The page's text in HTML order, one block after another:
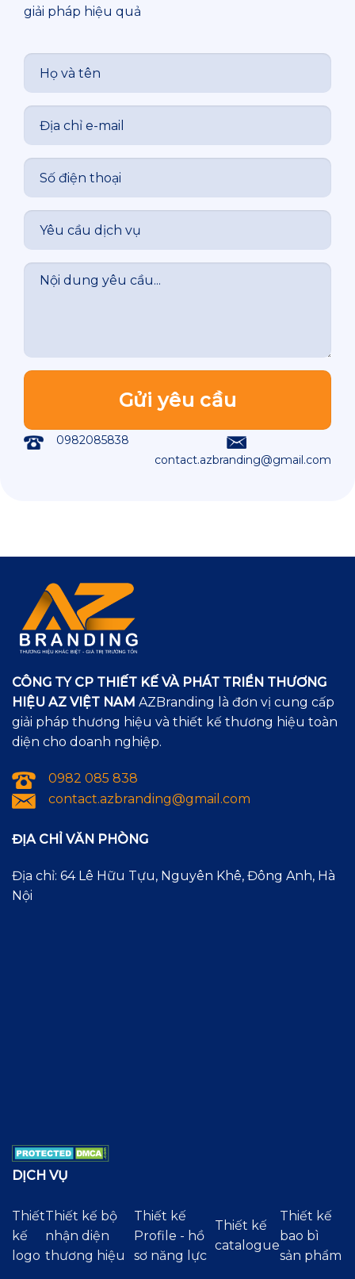
giải pháp hiệu quả
0982085838
contact.azbranding@gmail.com
CÔNG TY CP THIẾT KẾ VÀ PHÁT TRIỂN THƯƠNG
HIỆU AZ VIỆT NAM AZBranding là đơn vị cung cấp
giải pháp thương hiệu và thiết kế thương hiệu toàn
diện cho doanh nghiệp.
0982 085 838
contact.azbranding@gmail.com
ĐỊA CHỈ VĂN PHÒNG
Địa chỉ: 64 Lê Hữu Tựu, Nguyên Khê, Đông Anh, Hà
Nội
DỊCH VỤ
Thiết
kế
logo
Thiết kế bộ
nhận diện
thương hiệu
Thiết kế
Profile - hồ
sơ năng lực
Thiết kế
catalogue
Thiết kế
bao bì
sản phẩm